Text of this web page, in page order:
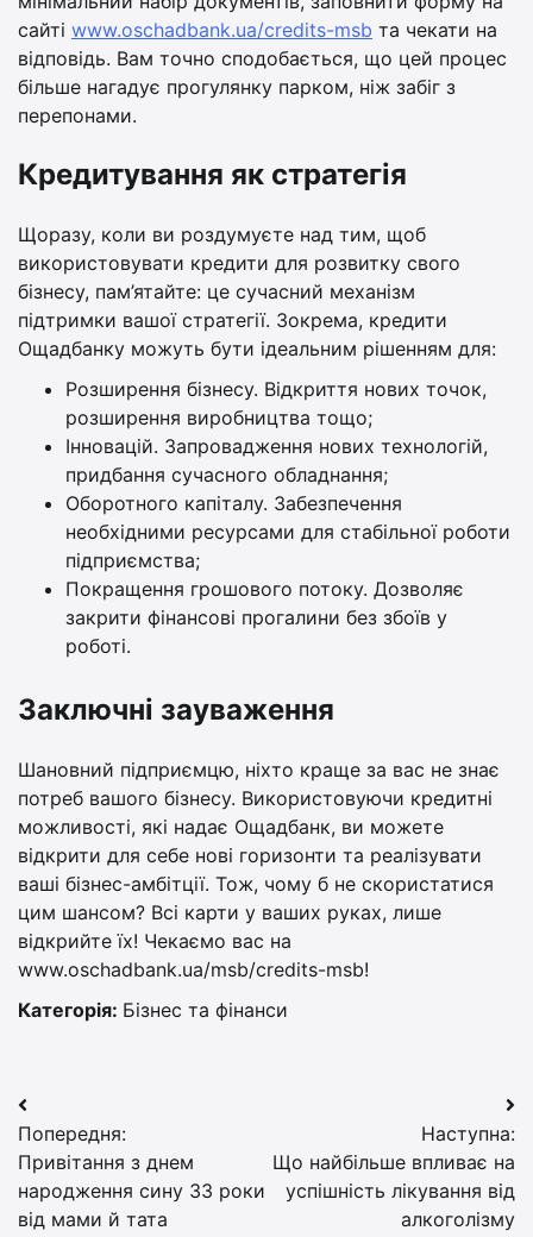
сайті www.oschadbank.ua/credits-msb та чекати на
відповідь. Вам точно сподобається, що цей процес
більше нагадує прогулянку парком, ніж забіг з
перепонами.
Кредитування як стратегія
Щоразу, коли ви роздумуєте над тим, щоб
використовувати кредити для розвитку свого
бізнесу, пам’ятайте: це сучасний механізм
підтримки вашої стратегії. Зокрема, кредити
Ощадбанку можуть бути ідеальним рішенням для:
Розширення бізнесу. Відкриття нових точок,
розширення виробництва тощо;
Інновацій. Запровадження нових технологій,
придбання сучасного обладнання;
Оборотного капіталу. Забезпечення
необхідними ресурсами для стабільної роботи
підприємства;
Покращення грошового потоку. Дозволяє
закрити фінансові прогалини без збоїв у
роботі.
Заключні зауваження
Шановний підприємцю, ніхто краще за вас не знає
потреб вашого бізнесу. Використовуючи кредитні
можливості, які надає Ощадбанк, ви можете
відкрити для себе нові горизонти та реалізувати
ваші бізнес-амбітції. Тож, чому б не скористатися
цим шансом? Всі карти у ваших руках, лише
відкрийте їх! Чекаємо вас на
www.oschadbank.ua/msb/credits-msb!
Категорія: Бізнес та фінанси
Навігація
записів
Попередня:
Привітання з днем
народження сину 33 роки
від мами й тата
Наступна:
Що найбільше впливає на
успішність лікування від
алкоголізму